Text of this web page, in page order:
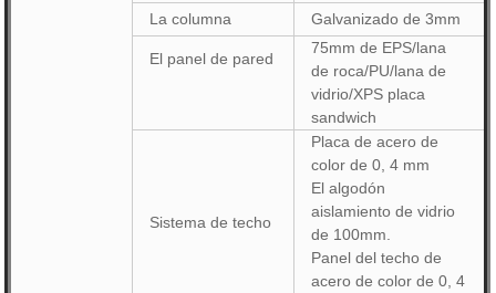
La columna
Galvanizado de 3mm
El panel de pared
75mm de EPS/lana
de roca/PU/lana de
vidrio/XPS placa
sandwich
Sistema de techo
Placa de acero de
color de 0, 4 mm
El algodón
aislamiento de vidrio
de 100mm.
Panel del techo de
acero de color de 0, 4